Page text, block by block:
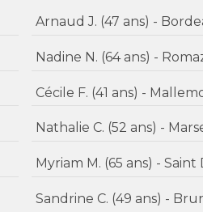
Arnaud J. (47 ans) -
Nadine N. (64 ans) -
Cécile F. (41 ans) -
Nathalie C. (52